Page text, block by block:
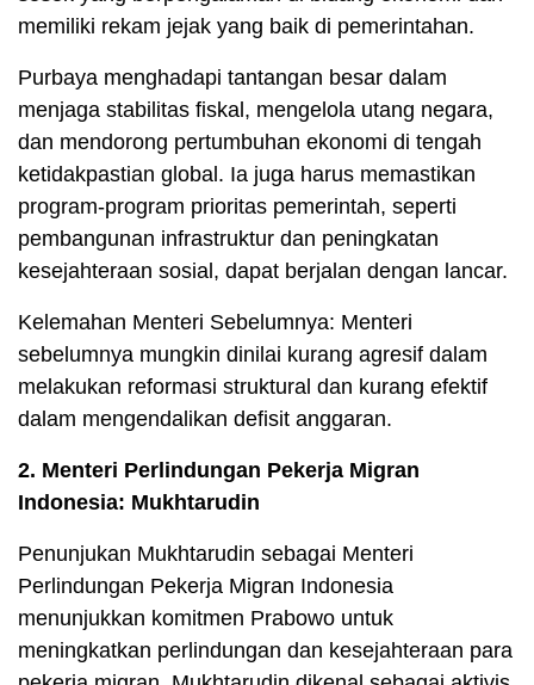
memiliki rekam jejak yang baik di pemerintahan.
Purbaya menghadapi tantangan besar dalam
menjaga stabilitas fiskal, mengelola utang negara,
dan mendorong pertumbuhan ekonomi di tengah
ketidakpastian global. Ia juga harus memastikan
program-program prioritas pemerintah, seperti
pembangunan infrastruktur dan peningkatan
kesejahteraan sosial, dapat berjalan dengan lancar.
Kelemahan Menteri Sebelumnya: Menteri
sebelumnya mungkin dinilai kurang agresif dalam
melakukan reformasi struktural dan kurang efektif
dalam mengendalikan defisit anggaran.
2. Menteri Perlindungan Pekerja Migran
Indonesia: Mukhtarudin
Penunjukan Mukhtarudin sebagai Menteri
Perlindungan Pekerja Migran Indonesia
menunjukkan komitmen Prabowo untuk
meningkatkan perlindungan dan kesejahteraan para